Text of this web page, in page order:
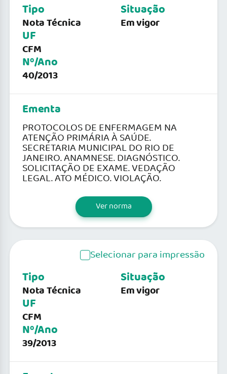
Tipo
Nota Técnica
UF
CFM
Nº/Ano
40/2013
Situação
Em vigor
Ementa
PROTOCOLOS DE ENFERMAGEM NA
ATENÇÃO PRIMÁRIA À SAÚDE.
SECRETARIA MUNICIPAL DO RIO DE
JANEIRO. ANAMNESE. DIAGNÓSTICO.
SOLICITAÇÃO DE EXAME. VEDAÇÃO
LEGAL. ATO MÉDICO. VIOLAÇÃO.
Ver norma
Selecionar para impressão
Tipo
Nota Técnica
UF
CFM
Nº/Ano
39/2013
Situação
Em vigor